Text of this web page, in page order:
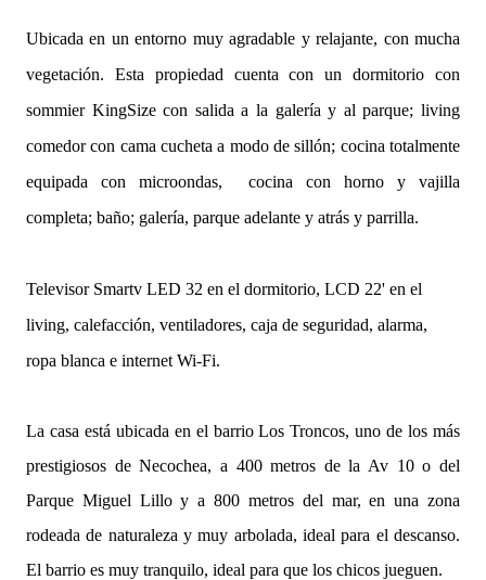
Ubicada en un entorno muy agradable y relajante, con mucha
vegetación. Esta propiedad cuenta con un dormitorio con
sommier KingSize con salida a la galería y al parque; living
comedor con cama cucheta a modo de sillón; cocina totalmente
equipada con microondas, cocina con horno y vajilla
completa; baño; galería, parque adelante y atrás y parrilla.
Televisor Smartv LED 32 en el dormitorio, LCD 22' en el
living, calefacción, ventiladores, caja de seguridad, alarma,
ropa blanca e internet Wi-Fi.
La casa está ubicada en el barrio Los Troncos, uno de los más
prestigiosos de Necochea, a 400 metros de la Av 10 o del
Parque Miguel Lillo y a 800 metros del mar, en una zona
rodeada de naturaleza y muy arbolada, ideal para el descanso.
El barrio es muy tranquilo, ideal para que los chicos jueguen.